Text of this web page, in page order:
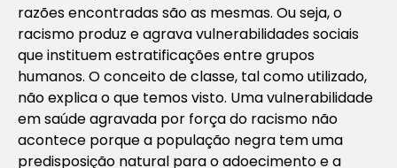
razões encontradas são as mesmas. Ou seja, o
racismo produz e agrava vulnerabilidades sociais
que instituem estratificações entre grupos
humanos. O conceito de classe, tal como utilizado,
não explica o que temos visto. Uma vulnerabilidade
em saúde agravada por força do racismo não
acontece porque a população negra tem uma
predisposição natural para o adoecimento e a